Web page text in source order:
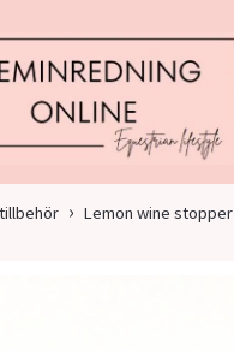
Lemon wine stopper